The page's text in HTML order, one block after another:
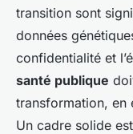
transition sont
données
confidentialité et
santé publique
transformation, en
Un cadre solide